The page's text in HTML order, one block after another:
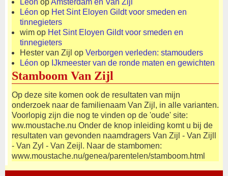
Léon opAmsterdam en Van Zijl
Léon op Het Sint Eloyen Gildt voor smeden en
tinnegieters
wim op Het Sint Eloyen Gildt voor smeden en
tinnegieters
Hester van Zijl op Verborgen verleden: stamouders
Léon op IJkmeester van de ronde maten en gewichten
Stamboom Van Zijl
Op deze site komen ook de resultaten van mijn
onderzoek naar de familienaam Van Zijl, in alle varianten.
Voorlopig zijn die nog te vinden op de 'oude' site:
ww.moustache.nu Onder de knop inleiding komt u bij de
resultaten van gevonden naamdragers Van Zijl - Van Zijll
- Van Zyl - Van Zeijl. Naar de stambomen:
www.moustache.nu/genea/parentelen/stamboom.html